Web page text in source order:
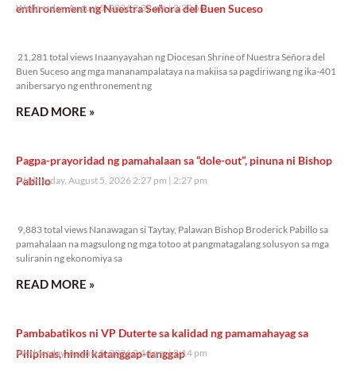
enthronement ng Nuestra Señora del Buen Suceso
Wednesday, August 5, 2026 2:32 pm 2:32 pm
21,281 total views Inaanyayahan ng Diocesan Shrine of Nuestra Señora del
Buen Suceso ang mga mananampalataya na makiisa sa pagdiriwang ng ika-401
anibersaryo ng enthronement ng
READ MORE »
Pagpa-prayoridad ng pamahalaan sa “dole-out”, pinuna ni Bishop
Pabillo
Wednesday, August 5, 2026 2:27 pm 2:27 pm
9,883 total views Nanawagan si Taytay, Palawan Bishop Broderick Pabillo sa
pamahalaan na magsulong ng mga totoo at pangmatagalang solusyon sa mga
suliranin ng ekonomiya sa
READ MORE »
Pambabatikos ni VP Duterte sa kalidad ng pamamahayag sa
Pilipinas, hindi katanggap-tanggap
Wednesday, August 5, 2026 2:14 pm 2:14 pm